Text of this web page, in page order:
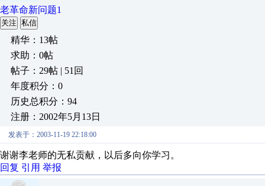
老革命新问题1
关注 私信
精华：13帖
求助：0帖
帖子：29帖 | 51回
年度积分：0
历史总积分：94
注册：2002年5月13日
发表于：2003-11-19 22:18:00
谢谢李老师的无私贡献，以后多向你学习。
回复 引用 举报